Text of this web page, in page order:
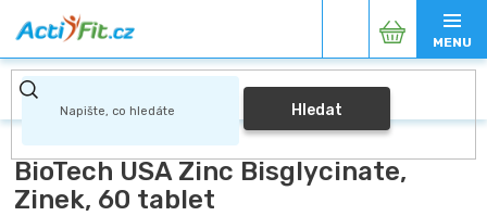
na
obsah
Hledat
Nákupní
košík
BioTech USA Zinc Bisglycinate,
Zinek, 60 tablet